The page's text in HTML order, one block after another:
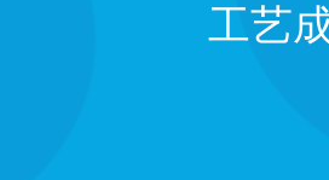
工艺